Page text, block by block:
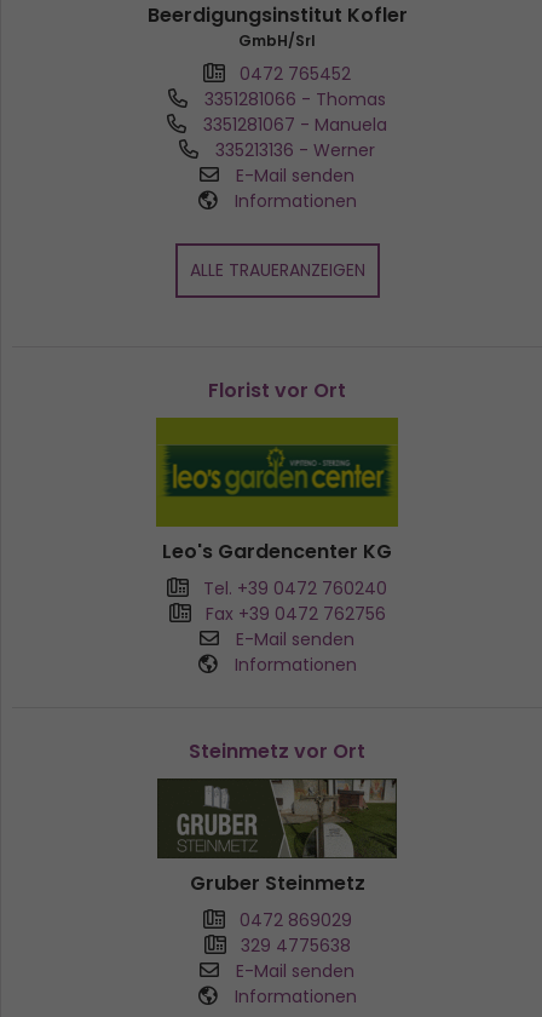
Beerdigungsinstitut Kofler
GmbH/Srl
0472 765452
3351281066 - Thomas
3351281067 - Manuela
335213136 - Werner
E-Mail senden
Informationen
ALLE TRAUERANZEIGEN
Florist vor Ort
Leo's Gardencenter KG
Tel. +39 0472 760240
Fax +39 0472 762756
E-Mail senden
Informationen
Steinmetz vor Ort
Gruber Steinmetz
0472 869029
329 4775638
E-Mail senden
Informationen